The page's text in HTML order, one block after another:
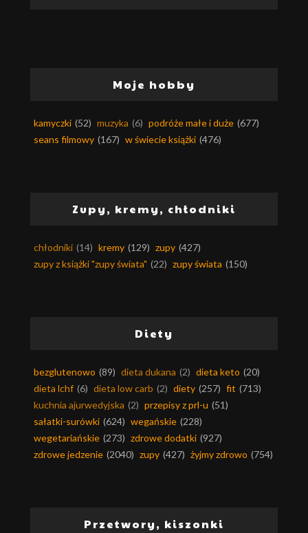
Moje hobby
kamyczki (52) muzyka (6) podróże małe i duże (677)
seans filmowy (167) w świecie książki (476)
Zupy, kremy, chłodniki
chłodniki (14) kremy (129) zupy (427)
zupy z książki "zupy świata" (22) zupy świata (150)
Diety
bezglutenowo (89) dieta dukana (2) dieta keto (20)
dieta lchf (6) dieta low carb (2) diety (257) fit (713)
kuchnia ajurwedyjska (2) przepisy z prl-u (51)
sałatki-surówki (624) wegańskie (228)
wegetariańskie (273) zdrowe dodatki (927)
zdrowe jedzenie (2040) zupy (427) żyjmy zdrowo (754)
Przetwory, kiszonki